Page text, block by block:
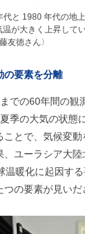
と 1980 年代の地
が大きく上昇して
友徳さん〉
の要素を分離
での60年間の観
季の大気の状態
とで、気候変
ユーラシア大
温暖化に起因す
の要素が見いだ